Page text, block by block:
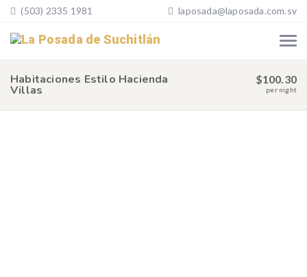
(503) 2335 1981 laposada@laposada.com.sv
Habitaciones Estilo Hacienda
Villas
$100.30
per night